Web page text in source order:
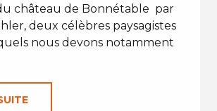
château de Bonnétable par
deux célèbres paysagistes
nous devons notamment